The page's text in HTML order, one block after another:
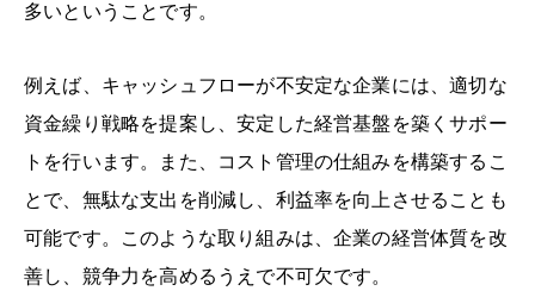
多いということです。
例えば、キャッシュフローが不安定な企業には、適切な
資金繰り戦略を提案し、安定した経営基盤を築くサポー
トを行います。また、コスト管理の仕組みを構築するこ
とで、無駄な支出を削減し、利益率を向上させることも
可能です。このような取り組みは、企業の経営体質を改
善し、競争力を高めるうえで不可欠です。